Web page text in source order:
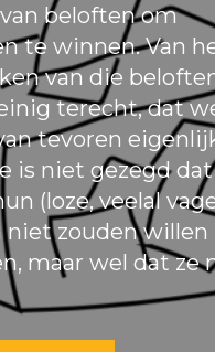
beloften om
te winnen. Van
van die
terecht, dat
tevoren
is niet gezegd dat
(loze, veelal
niet zouden willen
maar wel dat ze